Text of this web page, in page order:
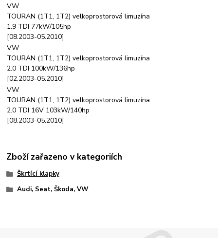
VW
TOURAN (1T1, 1T2) velkoprostorová limuzína
1.9 TDI 77kW/105hp
[08.2003-05.2010]
VW
TOURAN (1T1, 1T2) velkoprostorová limuzína
2.0 TDI 100kW/136hp
[02.2003-05.2010]
VW
TOURAN (1T1, 1T2) velkoprostorová limuzína
2.0 TDI 16V 103kW/140hp
[08.2003-05.2010]
Zboží zařazeno v kategoriích
Škrtící klapky
Audi, Seat, Škoda, VW